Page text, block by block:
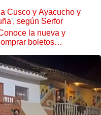
Cusco y Ayacucho y
según Serfor
la nueva y
boletos